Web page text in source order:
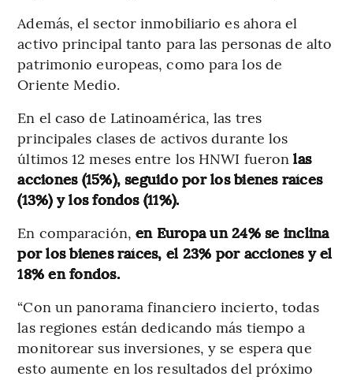
Además, el sector inmobiliario es ahora el
activo principal tanto para las personas de alto
patrimonio europeas, como para los de
Oriente Medio.
En el caso de Latinoamérica, las tres
principales clases de activos durante los
últimos 12 meses entre los HNWI fueronlas
acciones (15%), seguido por los bienes raíces
(13%) y los fondos (11%).
En comparación, en Europa un 24% se inclina
por los bienes raíces, el 23% por acciones y el
18% en fondos.
“Con un panorama financiero incierto, todas
las regiones están dedicando más tiempo a
monitorear sus inversiones, y se espera que
esto aumente en los resultados del próximo